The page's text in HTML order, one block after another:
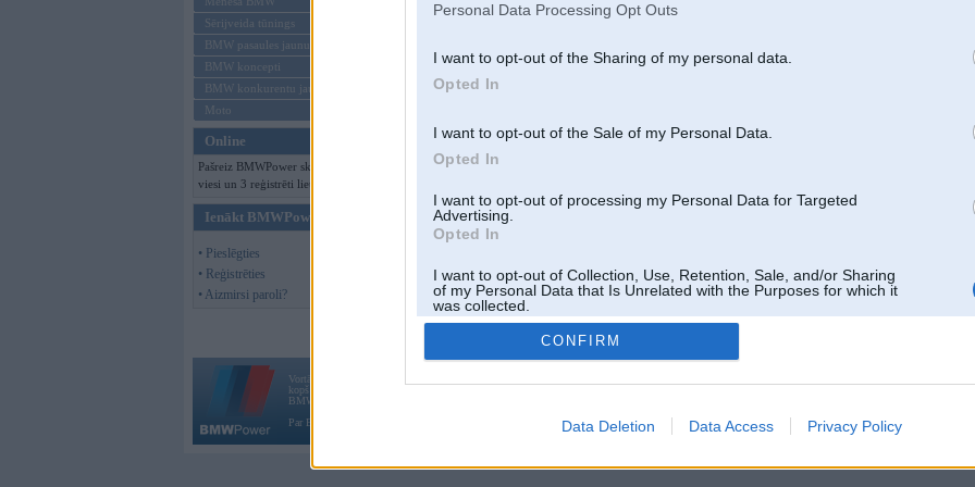
Personal Data Processing Opt Outs
I want to opt-out of the Sharing of my personal data.
Opted In
I want to opt-out of the Sale of my Personal Data.
Opted In
I want to opt-out of processing my Personal Data for Targeted
Advertising.
Opted In
I want to opt-out of Collection, Use, Retention, Sale, and/or Sharing
of my Personal Data that Is Unrelated with the Purposes for which it
was collected.
Opted Out
CONFIRM
Data Deletion Data Access Privacy Policy
Sērijveida tūnings
BMW pasaules jaunumi
BMW koncepti
BMW konkurentu jaunumi
Moto
Online
Pašreiz BMWPower skatās 101
viesi un 3 reģistrēti lietotāji.
Ienākt BMWPower
• Pieslēgties
• Reģistrēties
• Aizmirsi paroli?
Vortāls BMWPower.lv darbojas
kopš 2002. gada 14. maija. Tas nav auto klubs un nav saistīts ar
BMW AG.
Par BMWPower